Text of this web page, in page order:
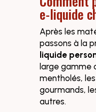
e-liquide
Après les
passons à la
liquide
large gamme
mentholés,
gourmands,
autres.